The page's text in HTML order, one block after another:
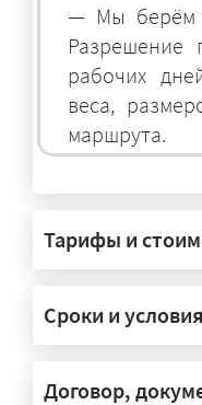
— Мы берём
Разрешение
рабочих
веса,
маршрута.
— На
под
Тарифы и
Сроки и
Договор,